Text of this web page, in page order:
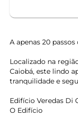
A apenas 20 passos
Localizado na
Caiobá, este lindo
tranquilidade e
Edifício Veredas Di
O Edifício